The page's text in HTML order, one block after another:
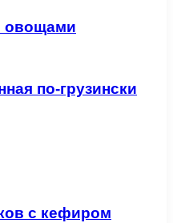
овощами
по-грузински
с кефиром